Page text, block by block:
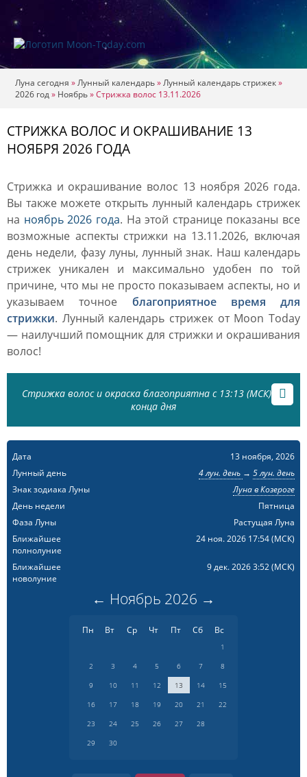
Луна сегодня »Лунный календарь»Лунный календарь стрижек»
2026 год» Ноябрь»Стрижка волос 13.11.2026
СТРИЖКА ВОЛОС И ОКРАШИВАНИЕ 13
НОЯБРЯ 2026 ГОДА
Стрижка и окрашивание волос 13 ноября 2026 года.
Вы также можете открыть лунный календарь стрижек
на ноябрь 2026 года. На этой странице показаны все
возможные аспекты стрижки на 13.11.2026, включая
день недели, фазу луны, лунный знак. Наш календарь
стрижек уникален и максимально удобен по той
причине, что мы не просто показываем аспекты, но и
указываем точное благоприятное время для
стрижки. Лунный календарь стрижек от Moon Today
— наилучший помощник для стрижки и окрашивания
волос!
Стрижка волос и окраска благоприятна с 13:13 (МСК) до
конца дня
Дата
13 ноября, 2026
Лунный день
4 лун. день → 5 лун. день
Знак зодиака Луны
Луна в Козероге
День недели
Пятница
Фаза Луны
Растущая Луна
Ближайшее
полнолуние
24 ноя. 2026 17:54(МСК)
Ближайшее
новолуние
9 дек. 2026 3:52(МСК)
← Ноябрь 2026 →
Пн Вт Ср Чт Пт Сб Вс
1
2
3 4 5 6 7
8
9
10 11 12 13 14
15
16
17 18 19 20 21
22
23
24 25 26 27
28
29
30